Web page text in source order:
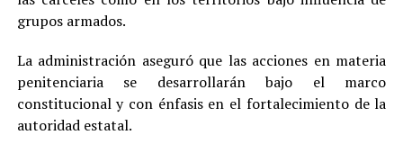
grupos armados.
La administración aseguró que las acciones en materia
penitenciaria se desarrollarán bajo el marco
constitucional y con énfasis en el fortalecimiento de la
autoridad estatal.